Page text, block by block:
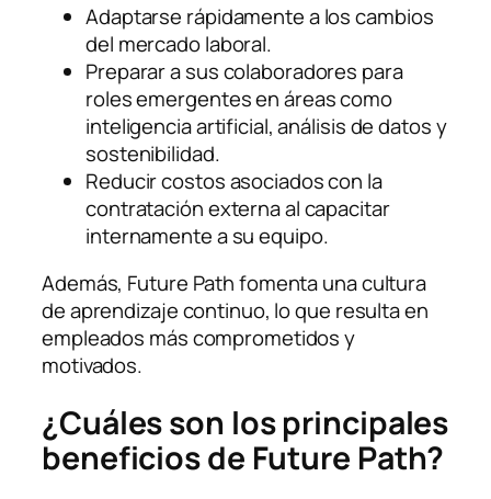
Adaptarse rápidamente a los cambios
del mercado laboral.
Preparar a sus colaboradores para
roles emergentes en áreas como
inteligencia artificial, análisis de datos y
sostenibilidad.
Reducir costos asociados con la
contratación externa al capacitar
internamente a su equipo.
Además, Future Path fomenta una cultura
de aprendizaje continuo, lo que resulta en
empleados más comprometidos y
motivados.
¿Cuáles son los principales
beneficios de Future Path?